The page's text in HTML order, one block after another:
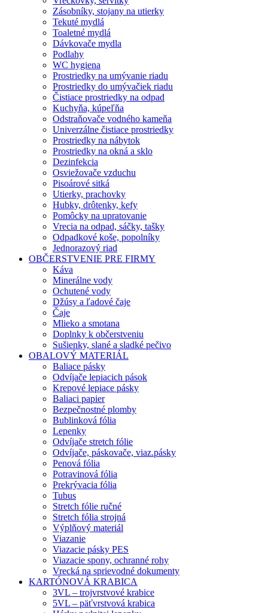
Zásobníky, stojany na utierky
Tekuté mydlá
Toaletné mydlá
Dávkovače mydla
Podlahy
WC hygiena
Prostriedky na umývanie riadu
Prostriedky do umývačiek riadu
Čistiace prostriedky na odpad
Kuchyňa, kúpeľňa
Odstraňovače vodného kameňa
Univerzálne čistiace prostriedky
Prostriedky na nábytok
Prostriedky na okná a sklo
Dezinfekcia
Osviežovače vzduchu
Pisoárové sitká
Utierky, prachovky
Hubky, drôtenky, kefy
Pomôcky na upratovanie
Vrecia na odpad, sáčky, tašky
Odpadkové koše, popolníky
Jednorazový riad
OBČERSTVENIE PRE FIRMY
Káva
Minerálne vody
Ochutené vody
Džúsy a ľadové čaje
Čaje
Mlieko a smotana
Doplnky k občerstveniu
Sušienky, slané a sladké pečivo
OBALOVÝ MATERIÁL
Baliace pásky
Odvíjače lepiacich pások
Krepové lepiace pásky
Baliaci papier
Bezpečnostné plomby
Bublinková fólia
Lepenky
Odvíjače stretch fólie
Odvíjače, páskovače, viaz.pásky
Penová fólia
Potravinová fólia
Prekrývacia fólia
Tubus
Stretch fólie ručné
Stretch fólia strojná
Výplňový materiál
Viazanie
Viazacie pásky PES
Viazacie spony, ochranné rohy
Vrecká na sprievodné dokumenty
KARTÓNOVÁ KRABICA
3VL – trojvrstvové krabice
5VL – päťvrstvová krabica